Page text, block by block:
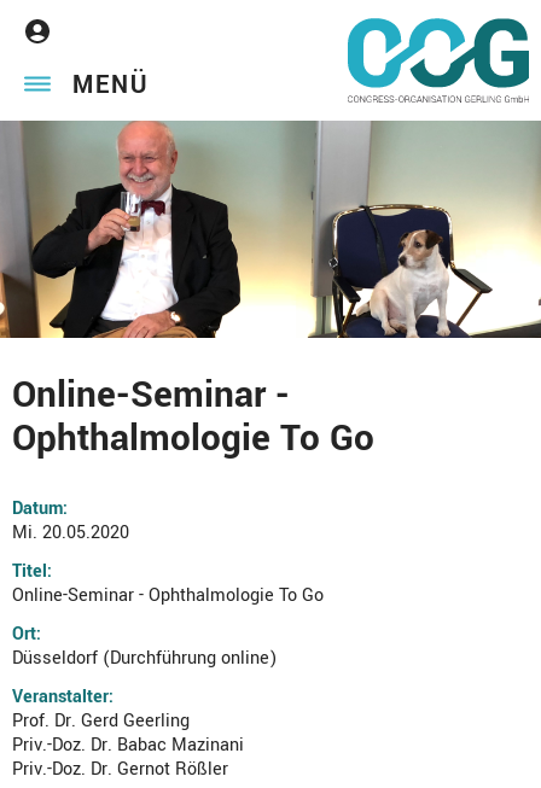
MENÜ
Online-Seminar -
Ophthalmologie To Go
Datum:
Mi. 20.05.2020
Titel:
Online-Seminar - Ophthalmologie To Go
Ort:
Düsseldorf (Durchführung online)
Veranstalter:
Prof. Dr. Gerd Geerling
Priv.-Doz. Dr. Babac Mazinani
Priv.-Doz. Dr. Gernot Rößler